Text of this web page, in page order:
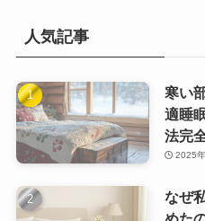
人気記事
寒い
適睡
法完
2025
なぜ